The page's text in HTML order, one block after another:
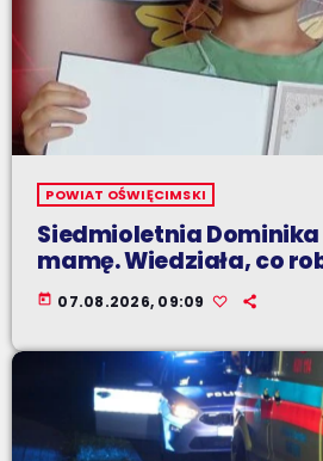
POWIAT OŚWIĘCIMSKI
Siedmioletnia
mamę. Wiedziała, co
today 07.08.2026, 09:09